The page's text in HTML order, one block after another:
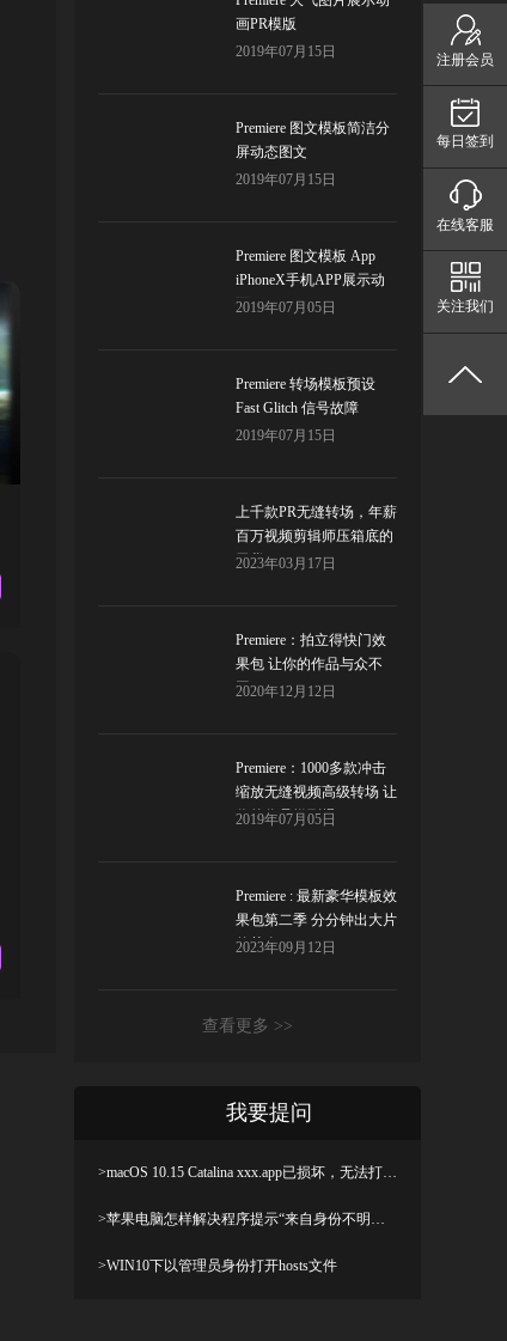
画PR模版
2019年07月15日
Premiere 图文模板简洁分
屏动态图文
2019年07月15日
Premiere 图文模板 App
iPhoneX手机APP展示动
画
2019年07月05日
Premiere 转场模板预设
Fast Glitch 信号故障
2019年07月15日
上千款PR无缝转场，年薪
百万视频剪辑师压箱底的
干货！
2023年03月17日
Premiere：拍立得快门效
果包 让你的作品与众不
同！
2020年12月12日
Premiere：1000多款冲击
缩放无缝视频高级转场 让
你的作品燃到爆！
2019年07月05日
Premiere : 最新豪华模板效
果包第二季 分分钟出大片
的节奏！
2023年09月12日
查看更多 >>
我要提问
>macOS 10.15 Catalina xxx.app已损坏，无法打开，你应该将它移到废纸篓解决方法
>苹果电脑怎样解决程序提示“来自身份不明开发者”及设置显示出“允许任何来源”
>WIN10下以管理员身份打开hosts文件
注册会员
每日签到
在线客服
关注我们